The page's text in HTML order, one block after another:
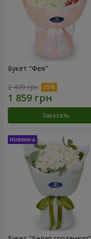
Букет "Фея"
2 479 грн
Заказать